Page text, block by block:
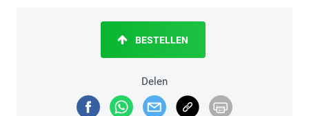
Delen
BESTELLEN